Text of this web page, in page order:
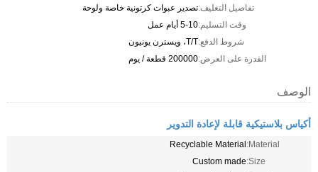
تفاصيل التغليف:تصدير عبوات كرتونية خاصة ولوحة
وقت التسليم:5-10 أيام عمل
شروط الدفع:T/T، ويسترن يونيون
القدرة على العرض:200000 قطعة / يوم
الوصف
أكياس بلاستيكية قابلة لإعادة التدوير
Material:
Recyclable Material
Size:
Custom made